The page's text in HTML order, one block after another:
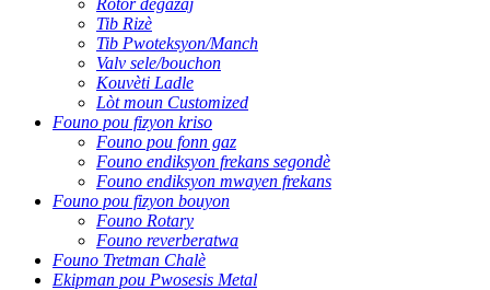
Tib Rizè
Tib Pwoteksyon/Manch
Valv sele/bouchon
Kouvèti Ladle
Lòt moun Customized
Founo pou fizyon kriso
Founo pou fonn gaz
Founo endiksyon frekans segondè
Founo endiksyon mwayen frekans
Founo pou fizyon bouyon
Founo Rotary
Founo reverberatwa
Founo Tretman Chalè
Ekipman pou Pwosesis Metal